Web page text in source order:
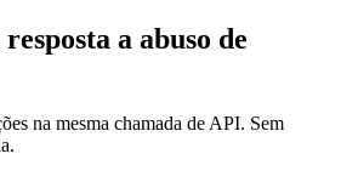
a abuso de
na mesma chamada de API. Sem